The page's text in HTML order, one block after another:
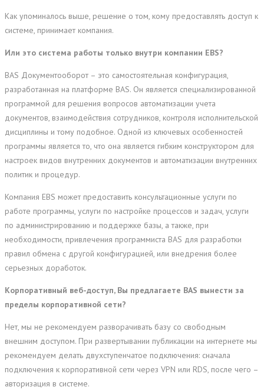
Как упоминалось выше, решение о том, кому предоставлять доступ к
системе, принимает компания.
Или это система работы только внутри компании EBS?
BAS Документооборот – это самостоятельная конфигурация,
разработанная на платформе BAS. Он является специализированной
программой для решения вопросов автоматизации учета
документов, взаимодействия сотрудников, контроля исполнительской
дисциплины и тому подобное. Одной из ключевых особенностей
программы является то, что она является гибким конструктором для
настроек видов внутренних документов и автоматизации внутренних
политик и процедур.
Компания EBS может предоставить консультационные услуги по
работе программы, услуги по настройке процессов и задач, услуги
по администрированию и поддержке базы, а также, при
необходимости, привлечения программиста BAS для разработки
правил обмена с другой конфигурацией, или внедрения более
серьезных доработок.
Корпоративный веб-доступ, Вы предлагаете BAS вынести за
пределы корпоративной сети?
Нет, мы не рекомендуем разворачивать базу со свободным
внешним доступом. При развертывании публикации на интернете мы
рекомендуем делать двухступенчатое подключения: сначала
подключения к корпоративной сети через VPN или RDS, после чего –
авторизация в системе.